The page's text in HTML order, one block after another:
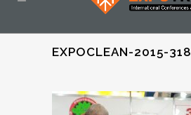
EXPOCLEAN-2015-318